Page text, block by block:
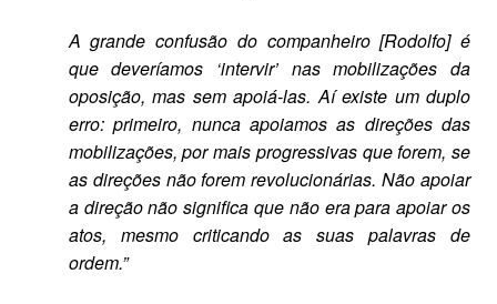
A grande confusão do companheiro [Rodolfo] é
que deveríamos ‘intervir’ nas mobilizações da
oposição, mas sem apoiá-las. Aí existe um duplo
erro: primeiro, nunca apoiamos as direções das
mobilizações, por mais progressivas que forem, se
as direções não forem revolucionárias. Não apoiar
a direção não significa que não era para apoiar os
atos, mesmo criticando as suas palavras de
ordem.”